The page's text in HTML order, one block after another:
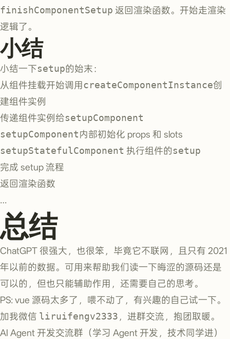
finishComponentSetup 返回渲染函数。开始走渲染
逻辑了。
小结
小结一下setup的始末：
从组件挂载开始调用createComponentInstance创
建组件实例
传递组件实例给setupComponent
setupComponent内部初始化 props 和 slots
setupStatefulComponent 执行组件的setup
完成 setup 流程
返回渲染函数
…
总结
ChatGPT 很强大，也很笨，毕竟它不联网，且只有 2021
年以前的数据。可用来帮助我们读一下晦涩的源码还是
可以的，但也只能辅助作用，还需要自己的思考。
PS: vue 源码太多了，喂不动了，有兴趣的自己试一下。
加我微信 liruifengv2333 ，进群交流，抱团取暖。
AI Agent 开发交流群（学习 Agent 开发，技术同学进）